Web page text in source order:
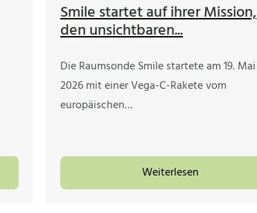
Smile startet auf ihrer Mission,
den unsichtbaren...
Die Raumsonde Smile startete am 19. Mai
2026 mit einer Vega-C-Rakete vom
europäischen…
Weiterlesen